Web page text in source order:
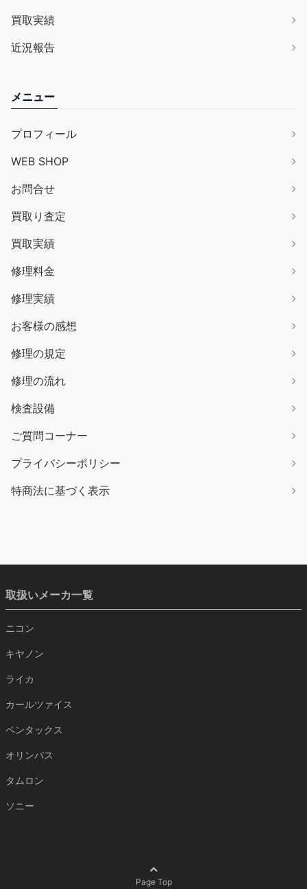
買取実績
近況報告
メニュー
プロフィール
WEB SHOP
お問合せ
買取り査定
買取実績
修理料金
修理実績
お客様の感想
修理の規定
修理の流れ
検査設備
ご質問コーナー
プライバシーポリシー
特商法に基づく表示
取扱いメーカ一覧
ニコン
キヤノン
ライカ
カールツァイス
ペンタックス
オリンパス
タムロン
ソニー
Page Top